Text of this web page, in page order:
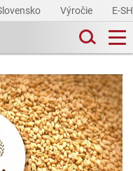
Výročie E-